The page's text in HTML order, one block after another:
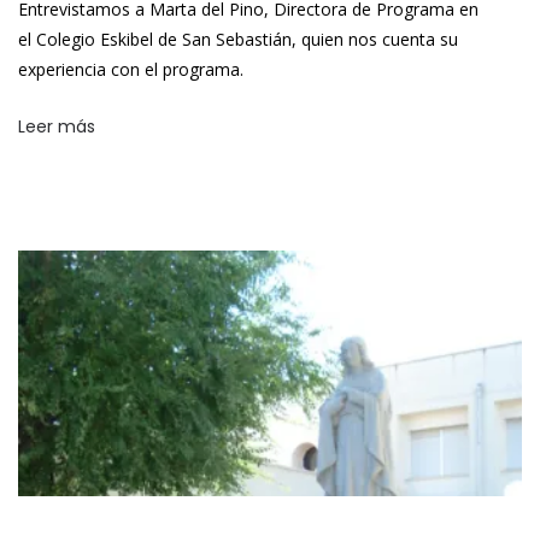
Entrevistamos a Marta del Pino, Directora de Programa en
el Colegio Eskibel de San Sebastián, quien nos cuenta su
experiencia con el programa.
Leer más